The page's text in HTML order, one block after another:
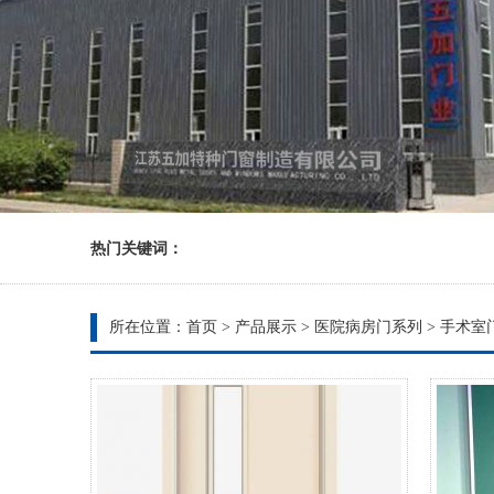
热门关键词：
所在位置： 首页 > 产品展示 > 医院病房门系列 > 手术室